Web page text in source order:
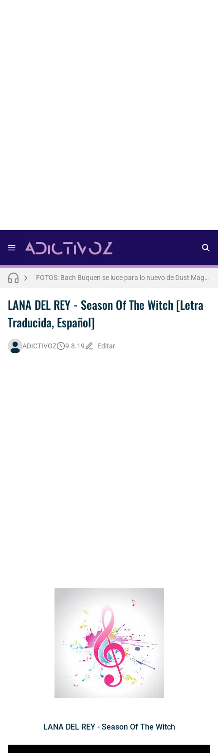
FOTOS: Lo mejor del modelo brasileño Andros
FOTOS: Bach Buquen se luce para lo nuevo de Dust Magazine [2025]
THE WEEKND - Nothing Without You [Letra Trtaducida]
LANA DEL REY - Season Of The Witch [Letra
Traducida, Español]
ADICTIVOZ 9.8.19 Editar
LANA DEL REY - Season Of The Witch